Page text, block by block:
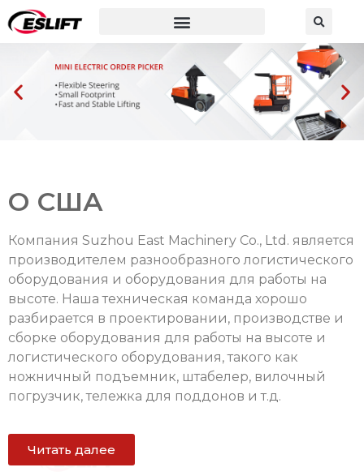
О США
Компания Suzhou East Machinery Co., Ltd. является
производителем разнообразного логистического
оборудования и оборудования для работы на
высоте. Наша техническая команда хорошо
разбирается в проектировании, производстве и
сборке оборудования для работы на высоте и
логистического оборудования, такого как
ножничный подъемник, штабелер, вилочный
погрузчик, тележка для поддонов и т.д.
Читать далее